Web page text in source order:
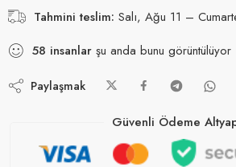
Tahmini teslim: Salı, Ağu 11 –
58 insanlar şu anda bunu görüntülüyor
Paylaşmak
Güvenli Ödeme